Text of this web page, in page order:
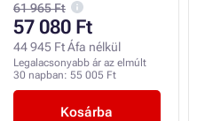
61 965 Ft
57 080 Ft
44 945 Ft Áfa nélkül
Legalacsonyabb ár az elmúlt
30 napban: 55 005 Ft
Kosárba